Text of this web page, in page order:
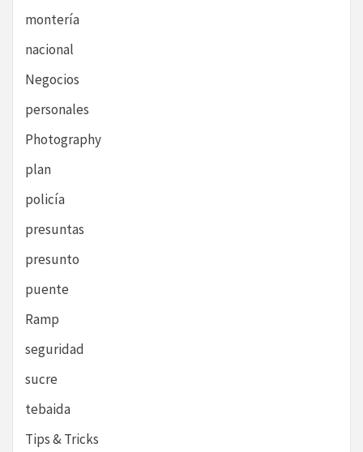
montería
nacional
Negocios
personales
Photography
plan
policía
presuntas
presunto
puente
Ramp
seguridad
sucre
tebaida
Tips & Tricks